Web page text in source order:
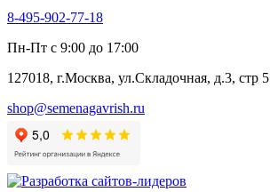
Алтей
Бессмертник
Валериана
Валерианелла
Гибискус лекарственный
Девясил
Душица
Змееголовник
8-495-902-77-18
Пн-Пт с 9:00 до 17:00
127018, г.Москва, ул.Складочная, д.3, стр 5
shop@semenagavrish.ru